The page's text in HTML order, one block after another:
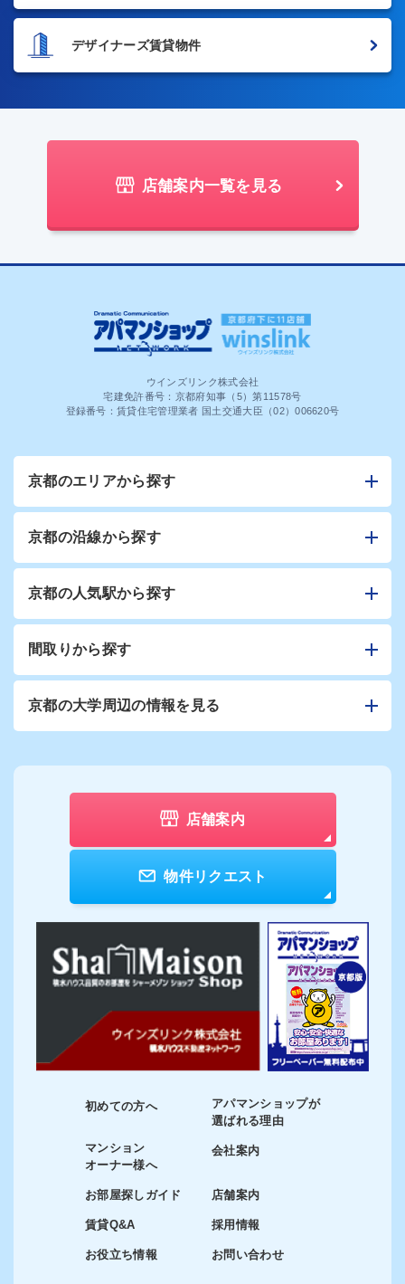
デザイナーズ賃貸物件
店舗案内一覧を見る
ウインズリンク株式会社
宅建免許番号：京都府知事（5）第11578号
登録番号：賃貸住宅管理業者 国土交通大臣（02）006620号
京都のエリアから探す
京都の沿線から探す
京都の人気駅から探す
間取りから探す
京都の大学周辺の情報を見る
店舗案内
物件リクエスト
初めての方へ
マンション
オーナー様へ
お部屋探しガイド
賃貸Q&A
お役立ち情報
アパマンショップが
選ばれる理由
会社案内
店舗案内
採用情報
お問い合わせ